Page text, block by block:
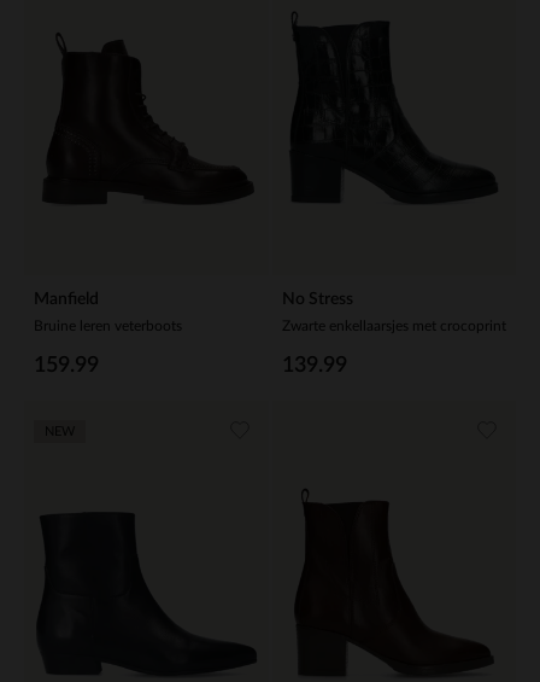
Manfield
Bruine leren veterboots
159.99
No Stress
Zwarte enkellaarsjes met crocoprint
139.99